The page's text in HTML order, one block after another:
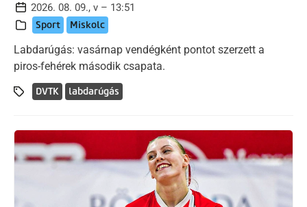
2026. 08. 09., v – 13:51
Sport Miskolc
Labdarúgás: vasárnap vendégként pontot szerzett a
piros-fehérek második csapata.
DVTK labdarúgás